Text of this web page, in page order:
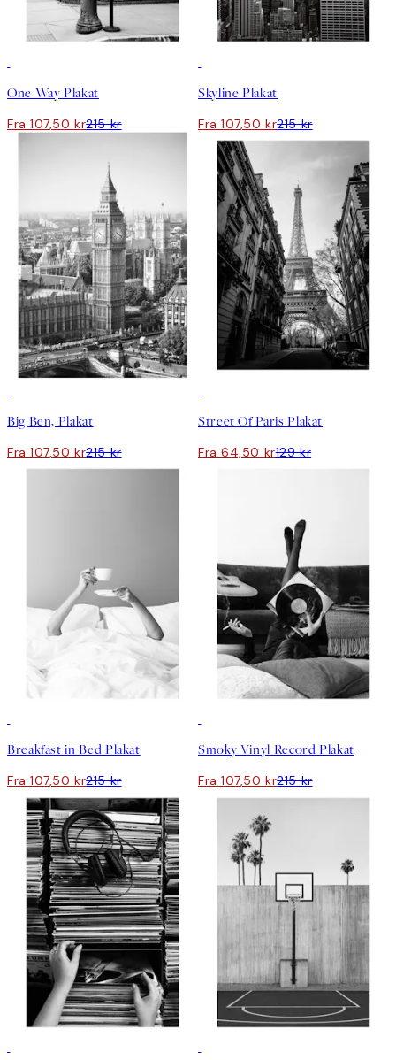
One Way Plakat
Fra 107,50 kr215 kr
Skyline Plakat
Fra 107,50 kr215 kr
Big Ben, Plakat
Fra 107,50 kr215 kr
Street Of Paris Plakat
Fra 64,50 kr129 kr
Breakfast in Bed Plakat
Fra 107,50 kr215 kr
Smoky Vinyl Record Plakat
Fra 107,50 kr215 kr